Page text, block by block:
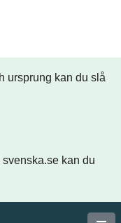
ursprung kan du slå
kan du